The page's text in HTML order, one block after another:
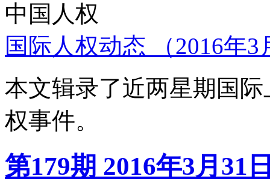
中国人权
国际人权动态 （2016年
本文辑录了近两星期国
权事件。
第179期 2016年3月31